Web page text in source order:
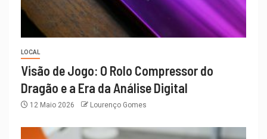
LOCAL
Visão de Jogo: O Rolo Compressor do
Dragão e a Era da Análise Digital
12 Maio 2026 Lourenço Gomes